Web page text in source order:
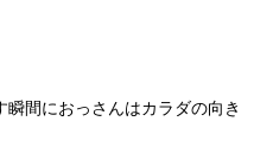
間におっさんはカラダの向き